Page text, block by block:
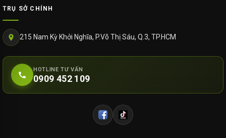
TRỤ SỞ CHÍNH
215 Nam Kỳ Khởi Nghĩa, P.Võ Thị Sáu, Q.3, TP.HCM
HOTLINE TƯ VẤN
0909 452 109